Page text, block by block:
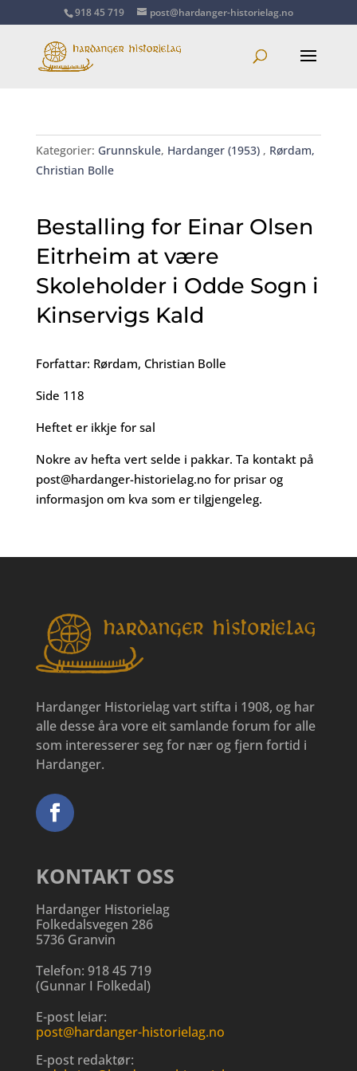
918 45 719 post@hardanger-historielag.no
Kategorier: Grunnskule, Hardanger (1953) , Rørdam,
Christian Bolle
Bestalling for Einar Olsen
Eitrheim at være
Skoleholder i Odde Sogn i
Kinservigs Kald
Forfattar: Rørdam, Christian Bolle
Side 118
Heftet er ikkje for sal
Nokre av hefta vert selde i pakkar. Ta kontakt på
post@hardanger-historielag.nofor prisar og
informasjon om kva som er tilgjengeleg.
Hardanger Historielag vart stifta i 1908, og har
alle desse åra vore eit samlande forum for alle
som interesserer seg for nær og fjern fortid i
Hardanger.
KONTAKT OSS
Hardanger Historielag
Folkedalsvegen 286
5736 Granvin
Telefon: 918 45 719
(Gunnar I Folkedal)
E-post leiar:
post@hardanger-historielag.no
E-post redaktør: